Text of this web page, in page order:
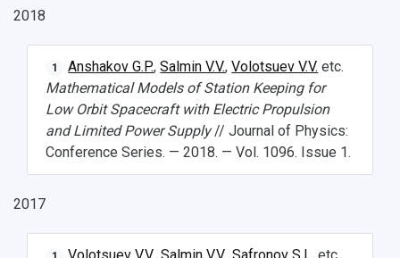
Научные подразделения
Институт искусственного интеллекта
Инжиниринговый центр
Аграрный карбоновый полигон
Архив
Фирменный стиль
Устойчивое развитие
Кампус
основ законодательства РФ
Платные образовательные услуги
Скидки на обучение
Подготовительные курсы
Библиотека
Видеолекции
Противодействие COVID-19
Подразделения научного обслуживания
Результаты научно-исследовательской
деятельности
Научно-технические разработки
Конкурсы научных проектов и грантов
Областной конкурс "Молодой учёный"
Отчеты о научно-исследовательской
деятельности
Научные конференции
2018
1 Anshakov G.P.,Salmin V.V.,Volotsuev V.V. etc.
Mathematical Models of Station Keeping for
Low Orbit Spacecraft with Electric Propulsion
and Limited Power Supply// Journal of Physics:
Conference Series. — 2018. — Vol. 1096. Issue 1.
2017